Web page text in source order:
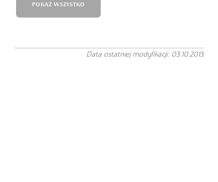
POKAŻ WSZYSTKO
Data ostatniej modyfikacji: 03.10.2013